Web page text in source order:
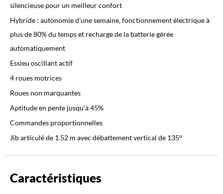
silencieuse pour un meilleur confort
Hybride : autonomie d'une semaine, fonctionnement électrique à
plus de 80% du temps et recharge de la batterie gérée
automatiquement
Essieu oscillant actif
4 roues motrices
Roues non marquantes
Aptitude en pente jusqu'à 45%
Commandes proportionnelles
Jib articulé de 1.52 m avec débattement vertical de 135°
Caractéristiques